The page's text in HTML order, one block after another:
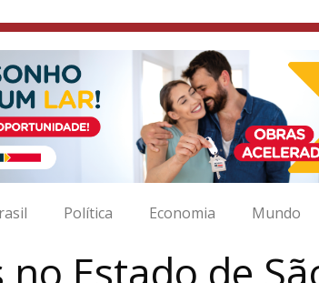
Política Economia Mundo
Estado de